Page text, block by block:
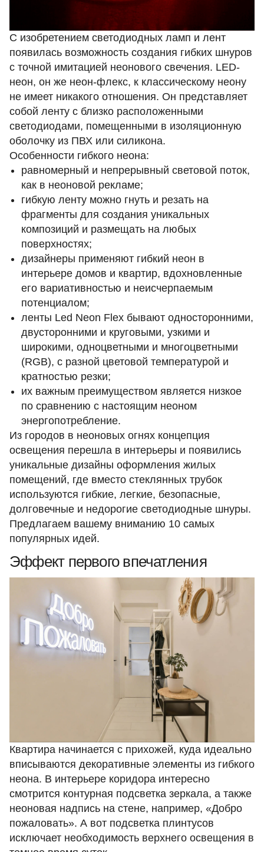
С изобретением светодиодных ламп и лент
появилась возможность создания гибких шнуров
с точной имитацией неонового свечения. LED-
неон, он же неон-флекс, к классическому неону
не имеет никакого отношения. Он представляет
собой ленту с близко расположенными
светодиодами, помещенными в изоляционную
оболочку из ПВХ или силикона.
Особенности гибкого неона:
равномерный и непрерывный световой поток,
как в неоновой рекламе;
гибкую ленту можно гнуть и резать на
фрагменты для создания уникальных
композиций и размещать на любых
поверхностях;
дизайнеры применяют гибкий неон в
интерьере домов и квартир, вдохновленные
его вариативностью и неисчерпаемым
потенциалом;
ленты Led Neon Flex бывают односторонними,
двусторонними и круговыми, узкими и
широкими, одноцветными и многоцветными
(RGB), с разной цветовой температурой и
кратностью резки;
их важным преимуществом является низкое
по сравнению с настоящим неоном
энергопотребление.
Из городов в неоновых огнях концепция
освещения перешла в интерьеры и появились
уникальные дизайны оформления жилых
помещений, где вместо стеклянных трубок
используются гибкие, легкие, безопасные,
долговечные и недорогие светодиодные шнуры.
Предлагаем вашему вниманию 10 самых
популярных идей.
Эффект первого впечатления
Квартира начинается с прихожей, куда идеально
вписываются декоративные элементы из гибкого
неона. В интерьере коридора интересно
смотрится контурная подсветка зеркала, а также
неоновая надпись на стене, например, «Добро
пожаловать». А вот подсветка плинтусов
исключает необходимость верхнего освещения в